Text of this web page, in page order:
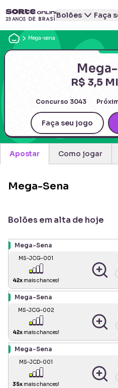
Bolões Faça
Mega-sena
R$ 3,5
Concurso 3043
Faça seu jogo
Apostar Como jogar
Mega-Sena
Bolões em alta de hoje
Mega-Sena
MS-JCG-001
42x mais chances!
Mega-Sena
MS-JCG-002
42x mais chances!
Mega-Sena
MS-JCD-001
35x mais chances!